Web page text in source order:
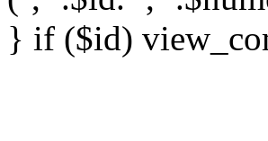
} if ($id)